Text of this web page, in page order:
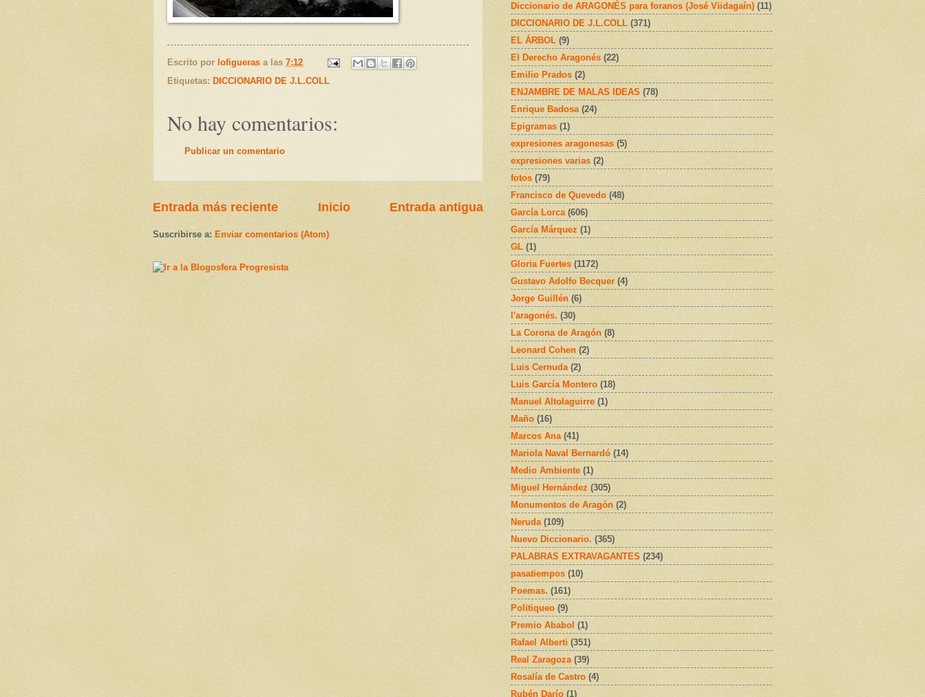
Escrito por lofigueras a las 7:12
Etiquetas: DICCIONARIO DE J.L.COLL
No hay comentarios:
Publicar un comentario
Entrada más reciente Entrada antigua
Inicio
Suscribirse a: Enviar comentarios (Atom)
Diccionario de ARAGONÉS para foranos (José Viidagaín) (11)
DICCIONARIO DE J.L.COLL (371)
EL ÁRBOL (9)
El Derecho Aragonés (22)
Emilio Prados (2)
ENJAMBRE DE MALAS IDEAS (78)
Enrique Badosa (24)
Epigramas (1)
expresiones aragonesas (5)
expresiones varias (2)
fotos (79)
Francisco de Quevedo (48)
García Lorca (606)
García Márquez (1)
GL (1)
Gloria Fuertes (1172)
Gustavo Adolfo Becquer (4)
Jorge Guillén (6)
l'aragonés. (30)
La Corona de Aragón (8)
Leonard Cohen (2)
Luis Cernuda (2)
Luis García Montero (18)
Manuel Altolaguirre (1)
Maño (16)
Marcos Ana (41)
Mariola Naval Bernardó (14)
Medio Ambiente (1)
Miguel Hernández (305)
Monumentos de Aragón (2)
Neruda (109)
Nuevo Diccionario. (365)
PALABRAS EXTRAVAGANTES (234)
pasatiempos (10)
Poemas. (161)
Politiqueo (9)
Premio Ababol (1)
Rafael Alberti (351)
Real Zaragoza (39)
Rosalía de Castro (4)
Rubén Darío (1)